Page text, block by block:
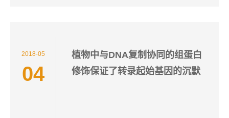
2018-05
04
植物中与DNA复制协同的组蛋白
修饰保证了转录起始基因的沉默